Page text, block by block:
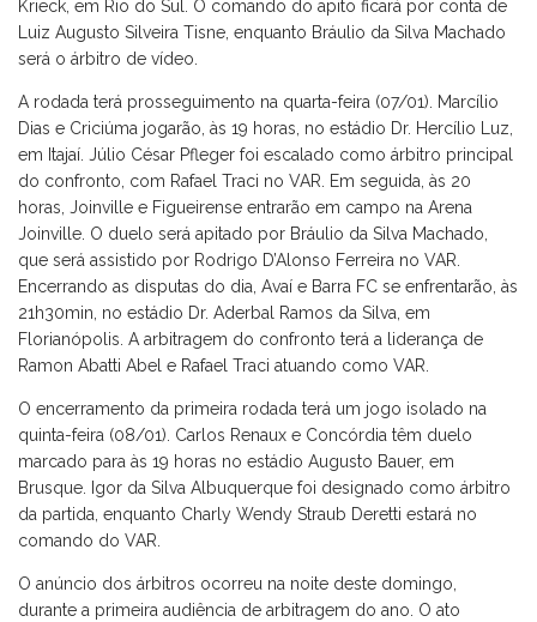
Krieck, em Rio do Sul. O comando do apito ficará por conta de
Luiz Augusto Silveira Tisne, enquanto Bráulio da Silva Machado
será o árbitro de vídeo.
A rodada terá prosseguimento na quarta-feira (07/01). Marcílio
Dias e Criciúma jogarão, às 19 horas, no estádio Dr. Hercílio Luz,
em Itajaí. Júlio César Pfleger foi escalado como árbitro principal
do confronto, com Rafael Traci no VAR. Em seguida, às 20
horas, Joinville e Figueirense entrarão em campo na Arena
Joinville. O duelo será apitado por Bráulio da Silva Machado,
que será assistido por Rodrigo D’Alonso Ferreira no VAR.
Encerrando as disputas do dia, Avaí e Barra FC se enfrentarão, às
21h30min, no estádio Dr. Aderbal Ramos da Silva, em
Florianópolis. A arbitragem do confronto terá a liderança de
Ramon Abatti Abel e Rafael Traci atuando como VAR.
O encerramento da primeira rodada terá um jogo isolado na
quinta-feira (08/01). Carlos Renaux e Concórdia têm duelo
marcado para às 19 horas no estádio Augusto Bauer, em
Brusque. Igor da Silva Albuquerque foi designado como árbitro
da partida, enquanto Charly Wendy Straub Deretti estará no
comando do VAR.
O anúncio dos árbitros ocorreu na noite deste domingo,
durante a primeira audiência de arbitragem do ano. O ato